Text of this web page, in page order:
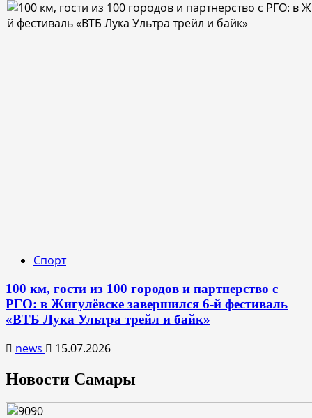
Спорт
100 км, гости из 100 городов и партнерство с
РГО: в Жигулёвске завершился 6-й фестиваль
«ВТБ Лука Ультра трейл и байк»
news 15.07.2026
Новости Самары